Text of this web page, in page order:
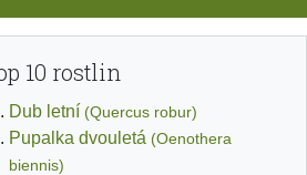
10 rostlin
Dub letní (Quercus robur)
Pupalka dvouletá (Oenothera
biennis)